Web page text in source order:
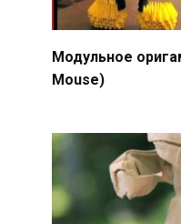
Модульное
Mouse)